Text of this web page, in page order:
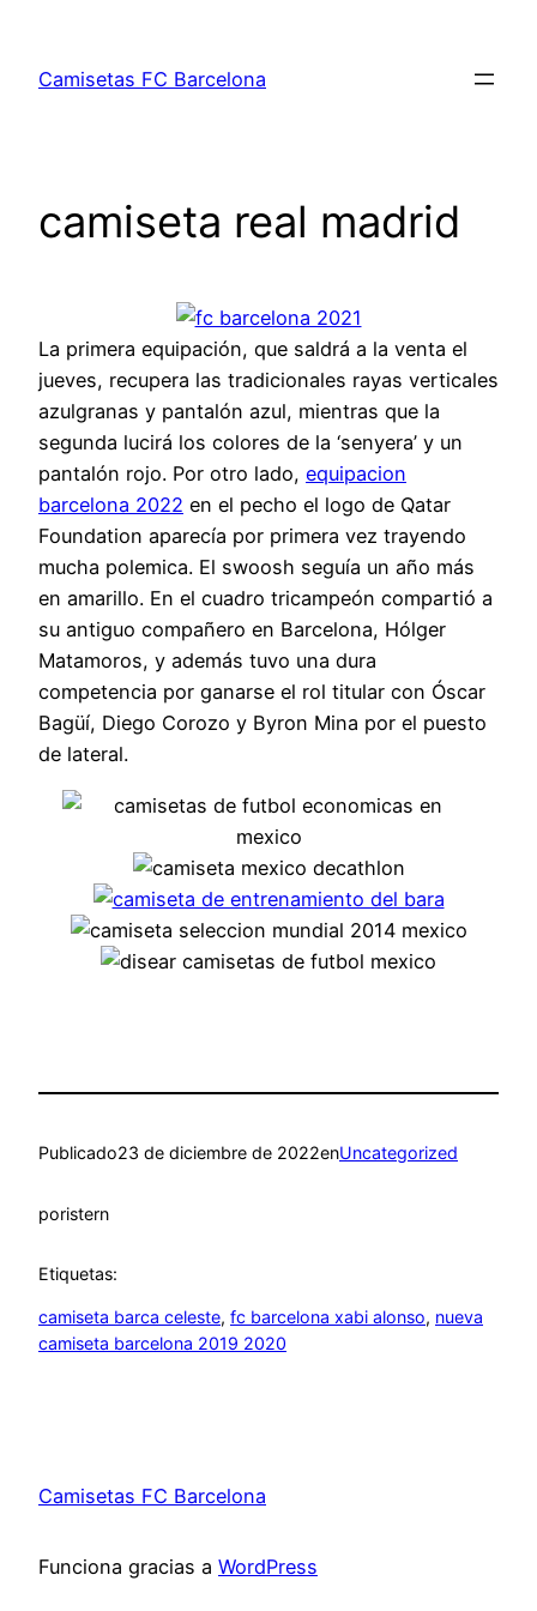
contenido
Camisetas FC Barcelona
camiseta real madrid
La primera equipación, que saldrá a la venta el
jueves, recupera las tradicionales rayas verticales
azulgranas y pantalón azul, mientras que la
segunda lucirá los colores de la ‘senyera’ y un
pantalón rojo. Por otro lado, equipacion
barcelona 2022 en el pecho el logo de Qatar
Foundation aparecía por primera vez trayendo
mucha polemica. El swoosh seguía un año más
en amarillo. En el cuadro tricampeón compartió a
su antiguo compañero en Barcelona, Hólger
Matamoros, y además tuvo una dura
competencia por ganarse el rol titular con Óscar
Bagüí, Diego Corozo y Byron Mina por el puesto
de lateral.
Publicado23 de diciembre de 2022enUncategorized
poristern
Etiquetas:
camiseta barca celeste, fc barcelona xabi alonso, nueva
camiseta barcelona 2019 2020
Camisetas FC Barcelona
Funciona gracias a WordPress